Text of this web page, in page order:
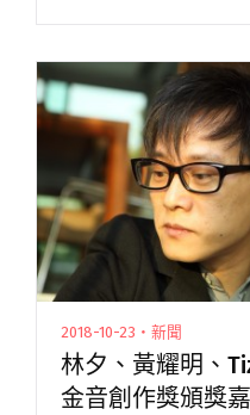
黃耀明意外現身舞台
有歌迷。而在安可時
於高雄專場朗誦關於
喜獻花落淚"
2018-10-23・新聞
林夕、黃耀明、
金音創作獎頒獎